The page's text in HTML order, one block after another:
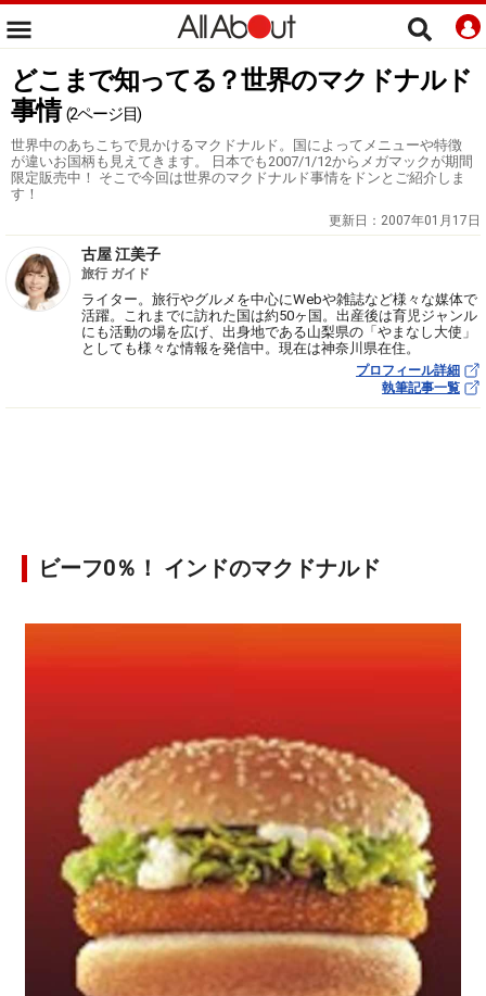
どこまで知ってる？世界のマクドナルド
事情 (2ページ目)
世界中のあちこちで見かけるマクドナルド。国によってメニューや特徴
が違いお国柄も見えてきます。 日本でも2007/1/12からメガマックが期間
限定販売中！ そこで今回は世界のマクドナルド事情をドンとご紹介しま
す！
更新日： 2007年01月17日
古屋 江美子
旅行 ガイド
ライター。旅行やグルメを中心にWebや雑誌など様々な媒体で
活躍。これまでに訪れた国は約50ヶ国。出産後は育児ジャンル
にも活動の場を広げ、出身地である山梨県の「やまなし大使」
としても様々な情報を発信中。現在は神奈川県在住。
プロフィール詳細
執筆記事一覧
ビーフ0％！ インドのマクドナルド